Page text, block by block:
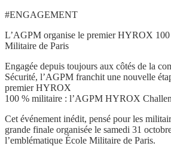
#ENGAGEMENT
L’AGPM organise le premier HYROX
Militaire de Paris
Engagée depuis toujours aux côtés de la
Sécurité, l’AGPM franchit une nouvelle
premier HYROX
100 % militaire : l’AGPM HYROX
Cet événement inédit, pensé pour les
grande finale organisée le samedi 31
l’emblématique École Militaire de Paris.